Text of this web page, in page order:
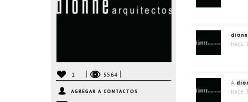
1 5564
AGREGAR A CONTACTOS
hace
A
hace